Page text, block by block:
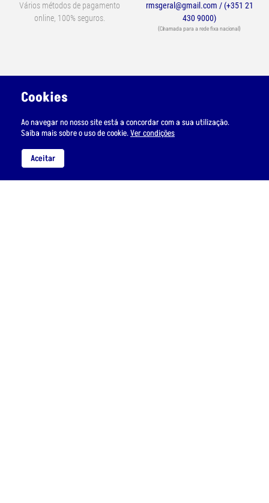
Vários métodos de pagamento
online, 100% seguros.
rmsgeral@gmail.com / (+351 21
430 9000)
(Chamada para a rede fixa nacional)
Contactos
Cookies
Ao navegar no nosso site está a concordar com a sua utilização.
Saiba mais sobre o uso de cookie.Ver condições
Aceitar